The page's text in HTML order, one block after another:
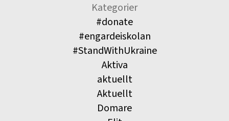
Kategorier
#donate
#engardeiskolan
#StandWithUkraine
Aktiva
aktuellt
Aktuellt
Domare